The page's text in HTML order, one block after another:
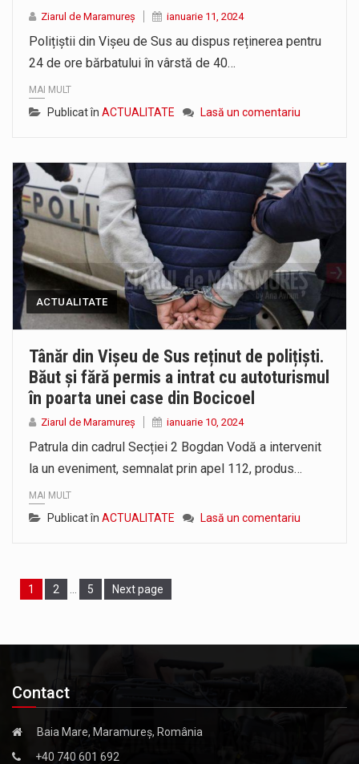
Ziarul de Maramureș ianuarie 11, 2024
Polițiștii din Vișeu de Sus au dispus reținerea pentru
24 de ore bărbatului în vârstă de 40…
MAI MULT
Publicat în ACTUALITATE Lasă un comentariu
ACTUALITATE
Tânăr din Vișeu de Sus reținut de polițiști.
Băut și fără permis a intrat cu autoturismul
în poarta unei case din Bocicoel
Ziarul de Maramureș ianuarie 10, 2024
Patrula din cadrul Secției 2 Bogdan Vodă a intervenit
la un eveniment, semnalat prin apel 112, produs…
MAI MULT
Publicat în ACTUALITATE Lasă un comentariu
Page
1 Page
2 … Page
5 Next page
Contact
Baia Mare, Maramureș, România
+40 740 601 692